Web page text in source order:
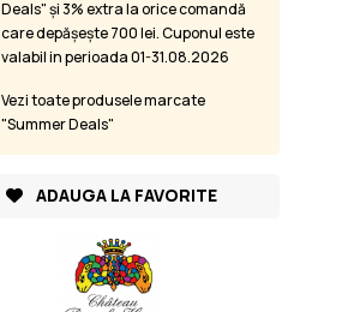
Deals" și 3% extra la orice comandă
care depășește 700 lei. Cuponul este
valabil in perioada 01-31.08.2026
Vezi toate produsele marcate
"Summer Deals"
ADAUGA LA FAVORITE